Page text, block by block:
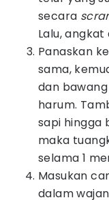
secara
Lalu, angkat
Panaskan
sama,
dan
harum.
sapi hingga
maka
selama 1
Masukan
dalam